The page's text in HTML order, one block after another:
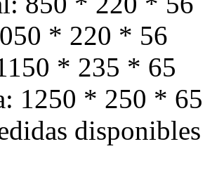
* 220 * 56
* 235 * 65
1250 * 250 * 65